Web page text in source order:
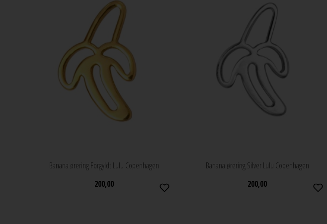
Banana ørering Forgyldt Lulu Copenhagen
200,00
Banana ørering Silver Lulu Copenhagen
200,00